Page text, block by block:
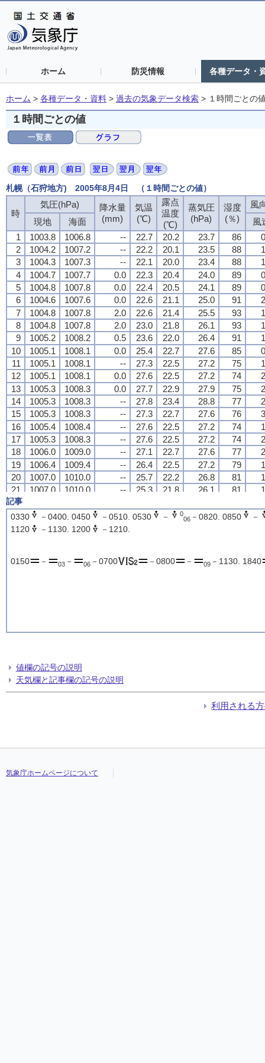
ホーム 防災情報 各種データ・
ホーム > 各種データ・資料 > 過去の気象データ検索 > １時間ごとの
１時間ごとの値
札幌（石狩地方) 2005年8月4日 （１時間ごとの値）
時
気圧(hPa)
降水量
(mm)
気温
(℃)
露点
温度
(℃)
蒸気圧
(hPa)
湿度
(％)
風
現地
海面
風
1
1003.8 1006.8 -- 22.7 20.2 23.7 86
2
1004.2 1007.2 -- 22.2 20.1 23.5 88
3
1004.3 1007.3 -- 22.1 20.0 23.4 88
4
1004.7 1007.7 0.0 22.3 20.4 24.0 89
5
1004.8 1007.8 0.0 22.4 20.5 24.1 89
6
1004.6 1007.6 0.0 22.6 21.1 25.0 91
7
1004.8 1007.8 2.0 22.6 21.4 25.5 93
8
1004.8 1007.8 2.0 23.0 21.8 26.1 93
9
1005.2 1008.2 0.5 23.6 22.0 26.4 91
10
1005.1 1008.1 0.0 25.4 22.7 27.6 85
11
1005.1 1008.1 -- 27.3 22.5 27.2 75
12
1005.1 1008.1 0.0 27.6 22.5 27.2 74
13
1005.3 1008.3 0.0 27.7 22.9 27.9 75
14
1005.3 1008.3 -- 27.8 23.4 28.8 77
15
1005.3 1008.3 -- 27.3 22.7 27.6 76
16
1005.4 1008.4 -- 27.6 22.5 27.2 74
17
1005.3 1008.3 -- 27.6 22.5 27.2 74
18
1006.0 1009.0 -- 27.1 22.7 27.6 77
19
1006.4 1009.4 -- 26.4 22.5 27.2 79
20
1007.0 1010.0 -- 25.7 22.2 26.8 81
21
1007.0 1010.0 -- 25.3 21.8 26.1 81
22
23
1006.6 1009.6 -- 24.0 21.7 26.0 87
24
1006.7 1009.7 --
時
気圧(hPa)
降水量
(mm)
気温
(℃)
露点
温度
(℃)
蒸気圧
(hPa)
湿度
(％)
風
現地
海面
風
1
1003.8 1006.8 -- 22.7 20.2 23.7 86
2
1004.2 1007.2 -- 22.2 20.1 23.5 88
3
1004.3 1007.3 -- 22.1 20.0 23.4 88
4
1004.7 1007.7 0.0 22.3 20.4 24.0 89
5
1004.8 1007.8 0.0 22.4 20.5 24.1 89
6
1004.6 1007.6 0.0 22.6 21.1 25.0 91
7
1004.8 1007.8 2.0 22.6 21.4 25.5 93
8
1004.8 1007.8 2.0 23.0 21.8 26.1 93
9
1005.2 1008.2 0.5 23.6 22.0 26.4 91
10
1005.1 1008.1 0.0 25.4 22.7 27.6 85
11
1005.1 1008.1 -- 27.3 22.5 27.2 75
12
1005.1 1008.1 0.0 27.6 22.5 27.2 74
13
1005.3 1008.3 0.0 27.7 22.9 27.9 75
14
1005.3 1008.3 -- 27.8 23.4 28.8 77
15
1005.3 1008.3 -- 27.3 22.7 27.6 76
16
1005.4 1008.4 -- 27.6 22.5 27.2 74
17
1005.3 1008.3 -- 27.6 22.5 27.2 74
18
1006.0 1009.0 -- 27.1 22.7 27.6 77
19
1006.4 1009.4 -- 26.4 22.5 27.2 79
20
1007.0 1010.0 -- 25.7 22.2 26.8 81
21
1007.0 1010.0 -- 25.3 21.8 26.1 81
22
23
1006.6 1009.6 -- 24.0 21.7 26.0 87
24
1006.7 1009.7 --
時
気圧(hPa)
降水量
(mm)
気温
(℃)
露点
温度
(℃)
蒸気圧
(hPa)
湿度
(％)
風
現地
海面
風
1
1003.8 1006.8 -- 22.7 20.2 23.7 86
2
1004.2 1007.2 -- 22.2 20.1 23.5 88
3
1004.3 1007.3 -- 22.1 20.0 23.4 88
4
1004.7 1007.7 0.0 22.3 20.4 24.0 89
5
1004.8 1007.8 0.0 22.4 20.5 24.1 89
6
1004.6 1007.6 0.0 22.6 21.1 25.0 91
7
1004.8 1007.8 2.0 22.6 21.4 25.5 93
8
1004.8 1007.8 2.0 23.0 21.8 26.1 93
9
1005.2 1008.2 0.5 23.6 22.0 26.4 91
10
1005.1 1008.1 0.0 25.4 22.7 27.6 85
11
1005.1 1008.1 -- 27.3 22.5 27.2 75
12
1005.1 1008.1 0.0 27.6 22.5 27.2 74
13
1005.3 1008.3 0.0 27.7 22.9 27.9 75
14
1005.3 1008.3 -- 27.8 23.4 28.8 77
15
1005.3 1008.3 -- 27.3 22.7 27.6 76
16
1005.4 1008.4 -- 27.6 22.5 27.2 74
17
1005.3 1008.3 -- 27.6 22.5 27.2 74
18
1006.0 1009.0 -- 27.1 22.7 27.6 77
19
1006.4 1009.4 -- 26.4 22.5 27.2 79
20
1007.0 1010.0 -- 25.7 22.2 26.8 81
21
1007.0 1010.0 -- 25.3 21.8 26.1 81
22
23
1006.6 1009.6 -- 24.0 21.7 26.0 87
24
1006.7 1009.7 --
時
気圧(hPa)
降水量
(mm)
気温
(℃)
露点
温度
(℃)
蒸気圧
(hPa)
湿度
(％)
風
現地
海面
風
1
1003.8 1006.8 -- 22.7 20.2 23.7 86
2
1004.2 1007.2 -- 22.2 20.1 23.5 88
3
1004.3 1007.3 -- 22.1 20.0 23.4 88
4
1004.7 1007.7 0.0 22.3 20.4 24.0 89
5
1004.8 1007.8 0.0 22.4 20.5 24.1 89
6
1004.6 1007.6 0.0 22.6 21.1 25.0 91
7
1004.8 1007.8 2.0 22.6 21.4 25.5 93
8
1004.8 1007.8 2.0 23.0 21.8 26.1 93
9
1005.2 1008.2 0.5 23.6 22.0 26.4 91
10
1005.1 1008.1 0.0 25.4 22.7 27.6 85
11
1005.1 1008.1 -- 27.3 22.5 27.2 75
12
1005.1 1008.1 0.0 27.6 22.5 27.2 74
13
1005.3 1008.3 0.0 27.7 22.9 27.9 75
14
1005.3 1008.3 -- 27.8 23.4 28.8 77
15
1005.3 1008.3 -- 27.3 22.7 27.6 76
16
1005.4 1008.4 -- 27.6 22.5 27.2 74
17
1005.3 1008.3 -- 27.6 22.5 27.2 74
18
1006.0 1009.0 -- 27.1 22.7 27.6 77
19
1006.4 1009.4 -- 26.4 22.5 27.2 79
20
1007.0 1010.0 -- 25.7 22.2 26.8 81
21
1007.0 1010.0 -- 25.3 21.8 26.1 81
22
23
1006.6 1009.6 -- 24.0 21.7 26.0 87
24
1006.7 1009.7 --
記事
0330
－0400. 0450 －0510. 0530 － 0
06－0820. 0850
－
1120
－1130. 1200 －1210.
0150 － 03－ 06－0700 －0800 － 09－1130. 1840
値欄の記号の説明
天気欄と記事欄の記号の説明
利用される
気象庁ホームページについて